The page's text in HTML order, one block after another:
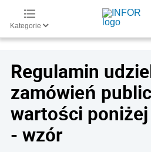
Kategorie
Regulamin
zamówień
wartości
- wzór